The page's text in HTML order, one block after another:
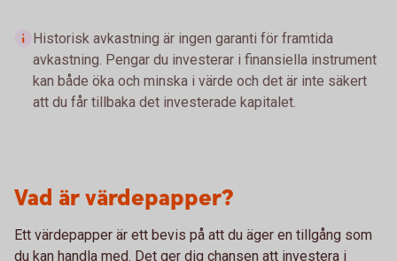
Historisk avkastning är ingen garanti för framtida
avkastning. Pengar du investerar i finansiella instrument
kan både öka och minska i värde och det är inte säkert
att du får tillbaka det investerade kapitalet.
Vad är värdepapper?
Ett värdepapper är ett bevis på att du äger en tillgång som
du kan handla med. Det ger dig chansen att investera i